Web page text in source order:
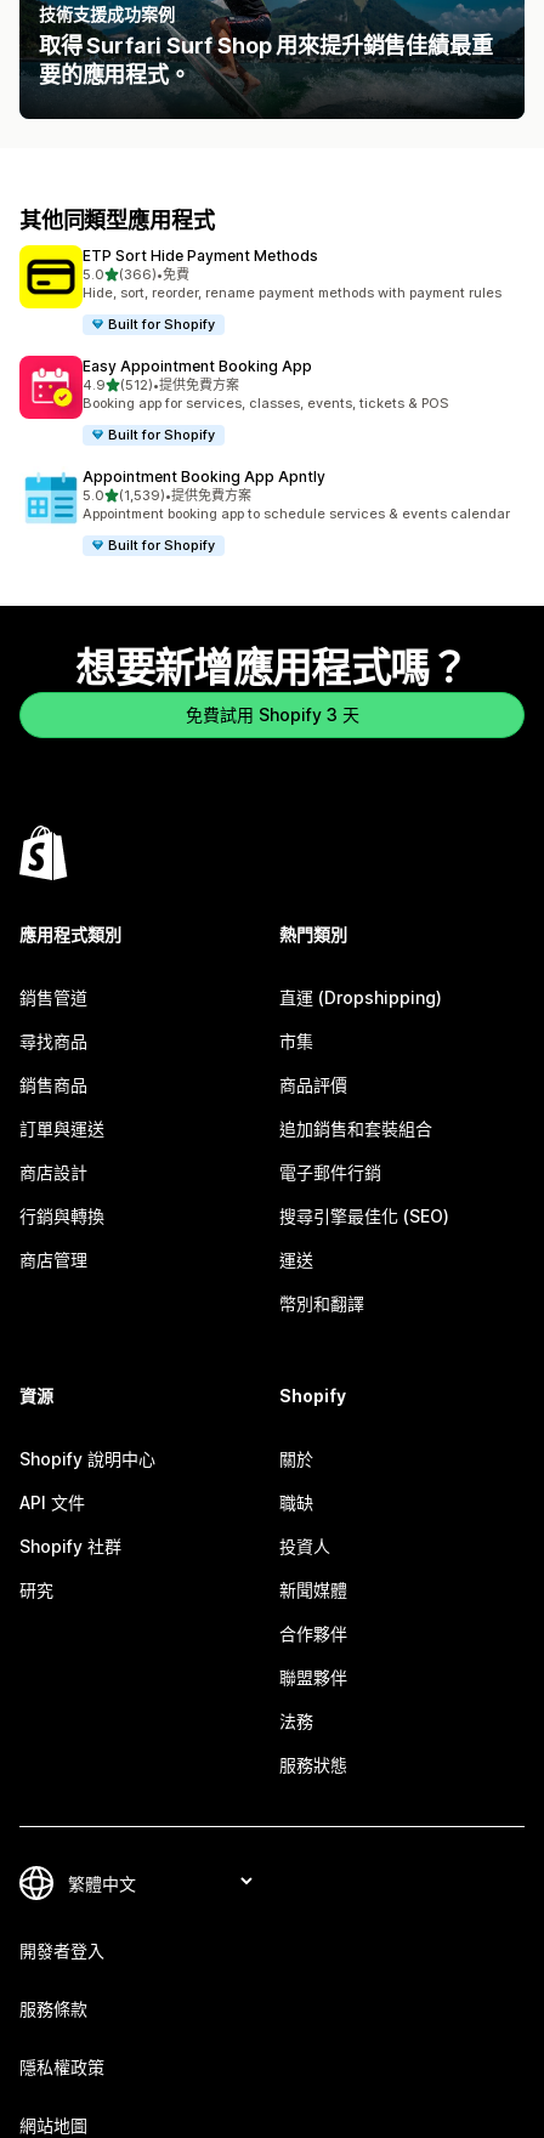
技術支援成功案例
取得 Surfari Surf Shop 用來提升銷售佳績最重
要的應用程式。
其他同類型應用程式
ETP Sort Hide Payment Methods
5.0滿分 5 顆星
(366)
共有 366 則評價
•免費
Hide, sort, reorder, rename payment methods with payment rules
Built for Shopify
Easy Appointment Booking App
4.9滿分 5 顆星
(512)
共有 512 則評價
•提供免費方案
Booking app for services, classes, events, tickets & POS
Built for Shopify
Appointment Booking App Apntly
5.0滿分 5 顆星
(1,539)
共有 1539 則評價
•提供免費方案
Appointment booking app to schedule services & events calendar
Built for Shopify
想要新增應用程式嗎？
免費試用 Shopify 3 天
應用程式類別
銷售管道
尋找商品
銷售商品
訂單與運送
商店設計
行銷與轉換
商店管理
熱門類別
直運 (Dropshipping)
市集
商品評價
追加銷售和套裝組合
電子郵件行銷
搜尋引擎最佳化 (SEO)
運送
幣別和翻譯
資源
Shopify 說明中心
API 文件
Shopify 社群
研究
Shopify
關於
職缺
投資人
新聞媒體
合作夥伴
聯盟夥伴
法務
服務狀態
開發者登入
服務條款
隱私權政策
網站地圖